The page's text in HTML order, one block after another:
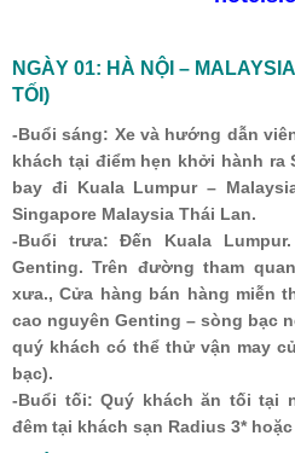
NGÀY 01: HÀ NỘI –
TỐI)
-Buổi sáng: Xe và hướng dẫn
khách tại điểm hẹn khởi hành ra
bay đi Kuala Lumpur –
Singapore Malaysia Thái Lan.
-Buổi trưa: Đến Kuala
Genting. Trên đường tham
xưa., Cửa hàng bán hàng miễn
cao nguyên Genting – sòng bạc
quý khách có thể thử vận may
bạc).
-Buổi tối: Quý khách ăn tối tại
đêm tại khách sạn Radius 3*